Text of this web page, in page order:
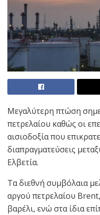
Μεγαλύτερη πτώση
πετρελαίου καθώς οι
αισιοδοξία που
διαπραγματεύσεις
Ελβετία.
Τα διεθνή συμβόλαια
αργού πετρελαίου
βαρέλι, ενώ στα ίδια